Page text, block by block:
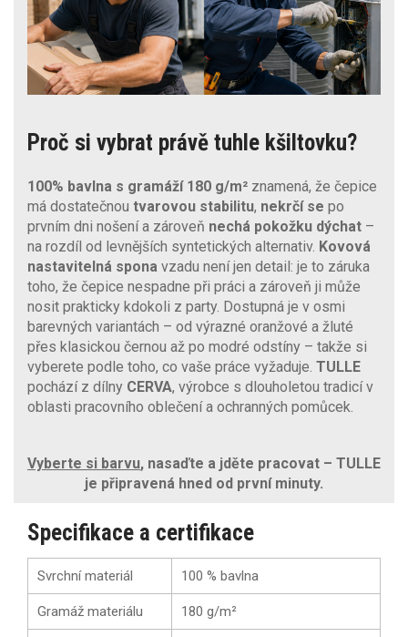
Proč si vybrat právě tuhle kšiltovku?
100% bavlna s gramáží 180 g/m² znamená, že čepice
má dostatečnou tvarovou stabilitu, nekrčí se po
prvním dni nošení a zároveň nechá pokožku dýchat –
na rozdíl od levnějších syntetických alternativ. Kovová
nastavitelná spona vzadu není jen detail: je to záruka
toho, že čepice nespadne při práci a zároveň ji může
nosit prakticky kdokoli z party. Dostupná je v osmi
barevných variantách – od výrazné oranžové a žluté
přes klasickou černou až po modré odstíny – takže si
vyberete podle toho, co vaše práce vyžaduje. TULLE
pochází z dílny CERVA, výrobce s dlouholetou tradicí v
oblasti pracovního oblečení a ochranných pomůcek.
Vyberte si barvu, nasaďte a jděte pracovat – TULLE
je připravená hned od první minuty.
Specifikace a certifikace
Svrchní materiál 100 % bavlna
Gramáž materiálu 180 g/m²